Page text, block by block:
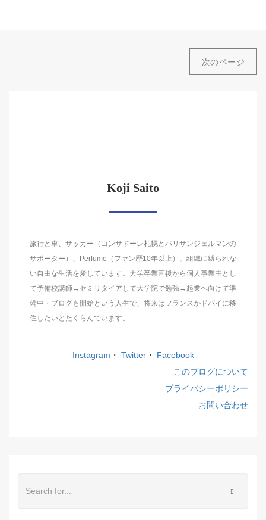
次のページ
Koji Saito
旅行と車、サッカー（コンサドーレ札幌とパリサンジェルマンの
サポーター）、Perfume（ファン歴10年以上）、組織に縛られな
い自由な生活を愛しています。大学卒業直後から個人事業主とし
て予備校講師→セミリタイアして大学院で勉強→起業へ向けて準
備中・ブログも開始という人生で、将来はフランスかドバイに移
住したいとたくらんでいます。
Instagram ・ Twitter・
Facebook
このブログについて
プライバシーポリシー
お問い合わせ